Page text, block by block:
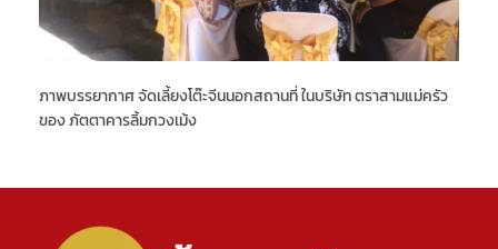
ภาพบรรยากาศ จัดเลี้ยงโต๊ะจีนนอกสถานที่ ในบริษัท ตราสามแม่ครัว
ของ ภัตตาคารลิ้มกวงเม้ง